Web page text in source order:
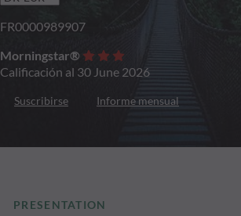
FR0000989907
Morningstar®
Calificación al 30 June 2026
Suscribirse Informe mensual
PRESENTATION